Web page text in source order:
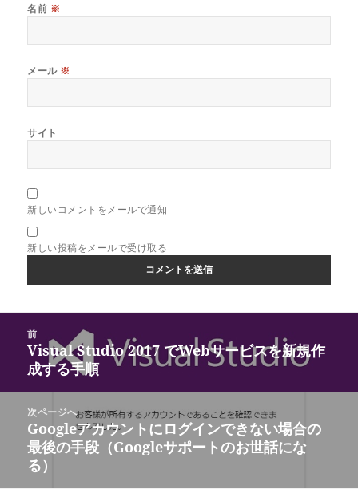
名前 ※
メール ※
サイト
新しいコメントをメールで通知
新しい投稿をメールで受け取る
前
前
の
稿:
Visual Studio 2017 でWebサービスを新規作
成する手順
次ページへ
次
の
投
稿:
Googleアカウントにログインできない場合の
最後の手段（Googleサポートのお世話にな
る）